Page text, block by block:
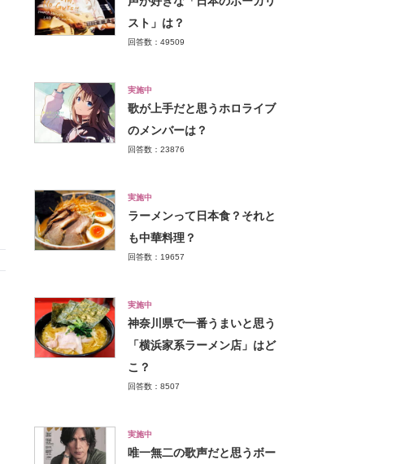
スト」は？
回答数：49509
実施中
歌が上手だと思うホロライブ
のメンバーは？
回答数：23876
実施中
ラーメンって日本食？それと
も中華料理？
回答数：19657
実施中
神奈川県で一番うまいと思う
「横浜家系ラーメン店」はど
こ？
回答数：8507
実施中
唯一無二の歌声だと思うボー